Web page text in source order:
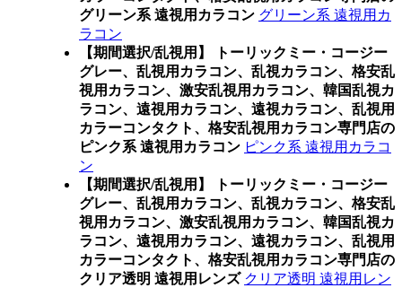
グリーン系 遠視用カラコン グリーン系 遠視用カ
ラコン
【期間選択/乱視用】 トーリックミー・コージー
グレー、乱視用カラコン、乱視カラコン、格安乱
視用カラコン、激安乱視用カラコン、韓国乱視カ
ラコン、遠視用カラコン、遠視カラコン、乱視用
カラーコンタクト、格安乱視用カラコン専門店の
ピンク系 遠視用カラコン ピンク系 遠視用カラコ
ン
【期間選択/乱視用】 トーリックミー・コージー
グレー、乱視用カラコン、乱視カラコン、格安乱
視用カラコン、激安乱視用カラコン、韓国乱視カ
ラコン、遠視用カラコン、遠視カラコン、乱視用
カラーコンタクト、格安乱視用カラコン専門店の
クリア透明 遠視用レンズ クリア透明 遠視用レン